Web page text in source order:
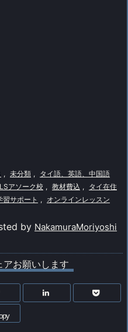
, 未分類 , タイ語、英語、中国語
アソーク校 , 教材費込 ,
タイ在住
習サポート , オンラインレッスン
by NakamuraMoriyoshi
アお願いします